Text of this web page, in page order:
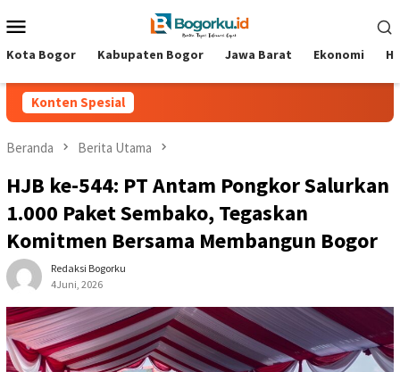
ke
Mobile
Kota Bogor Kabupaten Bogor Jawa Barat Ekonomi
Konten Spesial
Beranda Berita Utama
‎HJB ke-544: PT Antam Pongkor Salurkan
1.000 Paket Sembako, Tegaskan
Komitmen Bersama Membangun Bogor ‎
Redaksi Bogorku
4Juni, 2026